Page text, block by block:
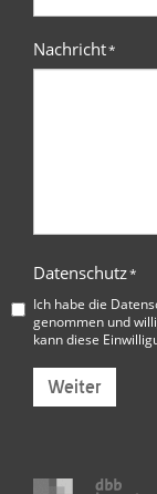
Nachricht*
Datenschutz*
Ich habe die
genommen und
kann diese
Weiter